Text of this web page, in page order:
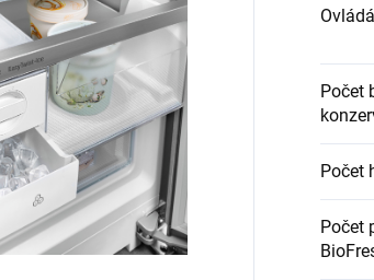
Počet
Počet
Počet